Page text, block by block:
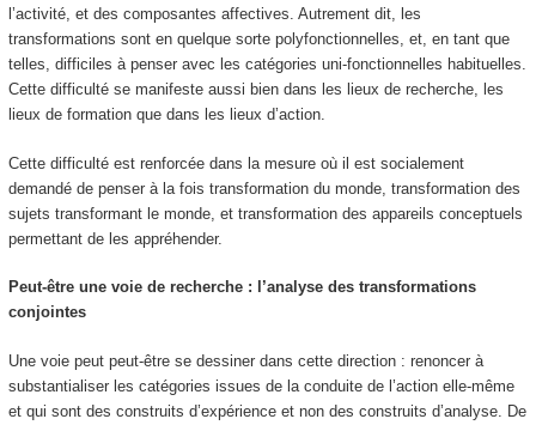
l’activité, et des composantes affectives. Autrement dit, les
transformations sont en quelque sorte polyfonctionnelles, et, en tant que
telles, difficiles à penser avec les catégories uni-fonctionnelles habituelles.
Cette difficulté se manifeste aussi bien dans les lieux de recherche, les
lieux de formation que dans les lieux d’action.
Cette difficulté est renforcée dans la mesure où il est socialement
demandé de penser à la fois transformation du monde, transformation des
sujets transformant le monde, et transformation des appareils conceptuels
permettant de les appréhender.
Peut-être une voie de recherche : l’analyse des transformations
conjointes
Une voie peut peut-être se dessiner dans cette direction : renoncer à
substantialiserles catégories issues de la conduite de l’action elle-même
et qui sont des construits d’expérience et non des construits d’analyse. De